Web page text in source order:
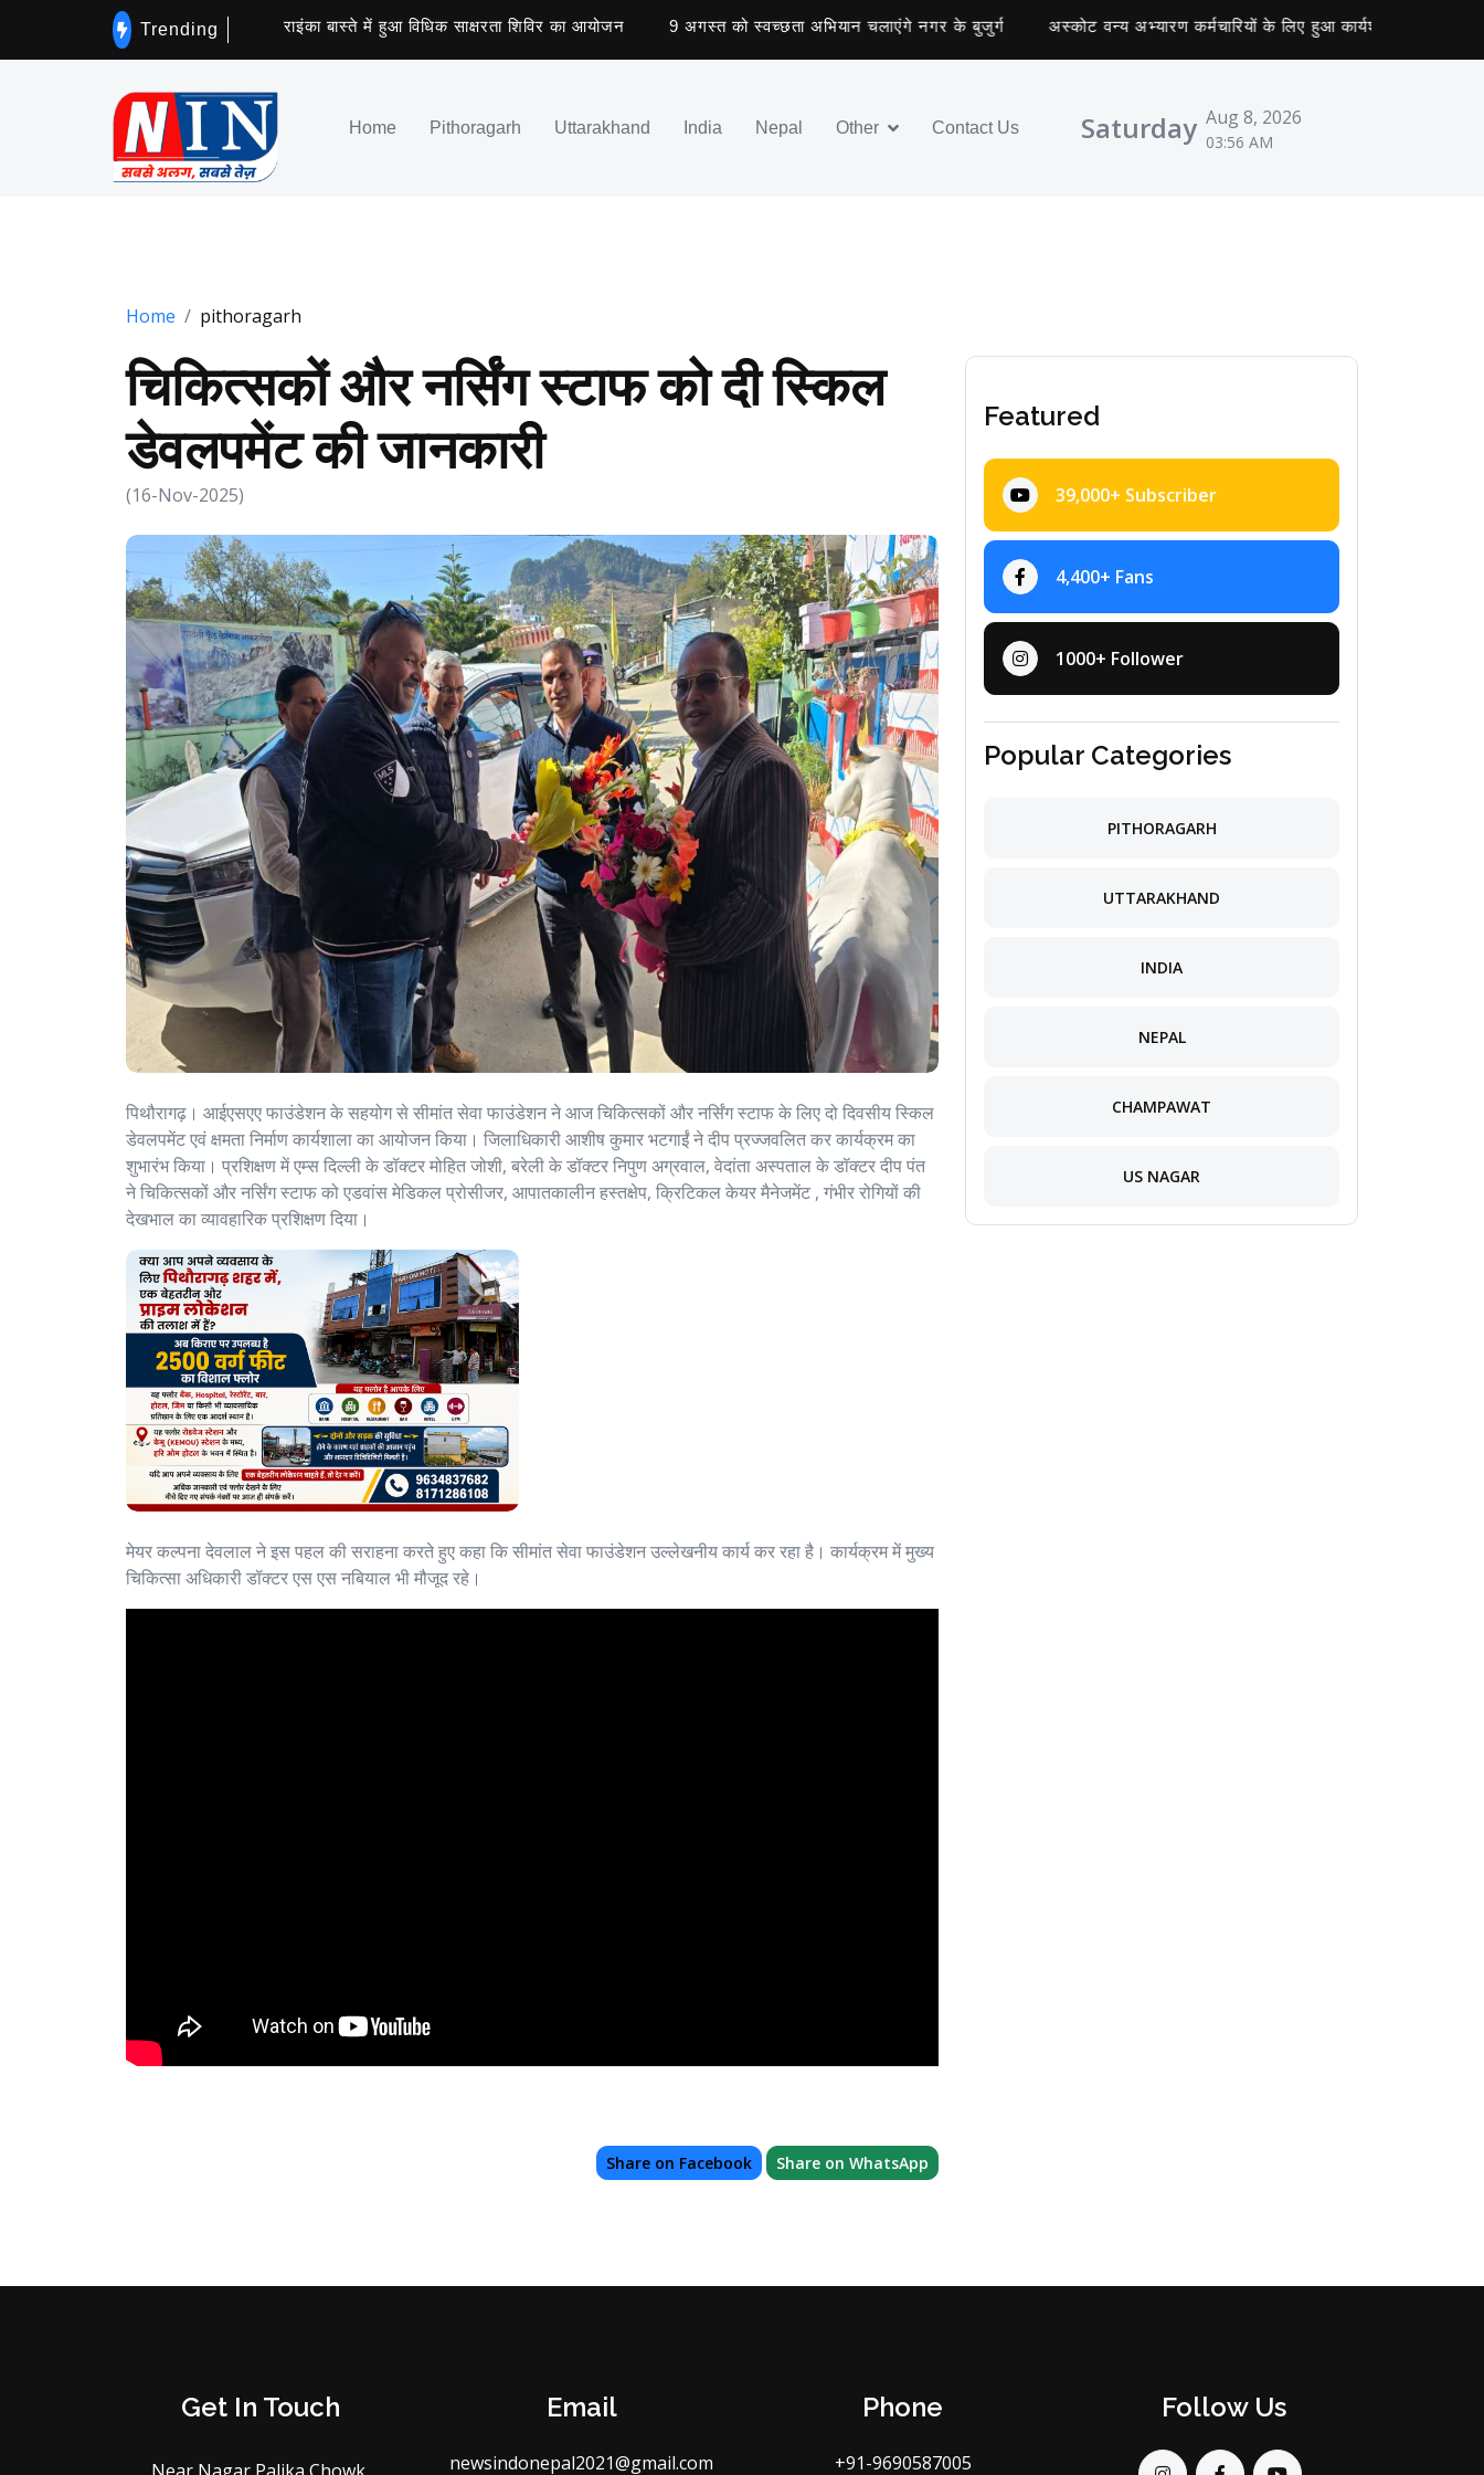
Trending राइंका बास्ते में हुआ विधिक साक्षरता शिविर का आयोजन 9 अगस्त को स्वच्छता अभियान चलाएंगे नगर के बुजुर्ग अस्कोट वन्य अभ्यारण कर्मचारियों के लिए हुआ कार्यशाला का आयोजन
Home Pithoragarh Uttarakhand India Nepal Other Contact Us Saturday Aug 8, 2026
03:56 AM
Home pithoragarh
चिकित्सकों और नर्सिंग स्टाफ को दी स्किल
डेवलपमेंट की जानकारी
(16-Nov-2025)
पिथौरागढ़। आईएसएए फाउंडेशन के सहयोग से सीमांत सेवा फाउंडेशन ने आज चिकित्सकों और नर्सिंग स्टाफ के लिए दो दिवसीय स्किल
डेवलपमेंट एवं क्षमता निर्माण कार्यशाला का आयोजन किया। जिलाधिकारी आशीष कुमार भटगाईं ने दीप प्रज्जवलित कर कार्यक्रम का
शुभारंभ किया। प्रशिक्षण में एम्स दिल्ली के डॉक्टर मोहित जोशी, बरेली के डॉक्टर निपुण अग्रवाल, वेदांता अस्पताल के डॉक्टर दीप पंत
ने चिकित्सकों और नर्सिंग स्टाफ को एडवांस मेडिकल प्रोसीजर, आपातकालीन हस्तक्षेप, क्रिटिकल केयर मैनेजमेंट , गंभीर रोगियों की
देखभाल का व्यावहारिक प्रशिक्षण दिया।
मेयर कल्पना देवलाल ने इस पहल की सराहना करते हुए कहा कि सीमांत सेवा फाउंडेशन उल्लेखनीय कार्य कर रहा है। कार्यक्रम में मुख्य
चिकित्सा अधिकारी डॉक्टर एस एस नबियाल भी मौजूद रहे।
Share on Facebook Share on WhatsApp
Featured
39,000+ Subscriber
4,400+ Fans
1000+ Follower
Popular Categories
PITHORAGARH
UTTARAKHAND
INDIA
NEPAL
CHAMPAWAT
US NAGAR
Get In Touch Email
newsindonepal2021@gmail.com
Phone
+91-9690587005
Follow Us